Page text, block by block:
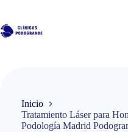
contenido
Inicio
Tratamiento Láser para
Podología Madrid